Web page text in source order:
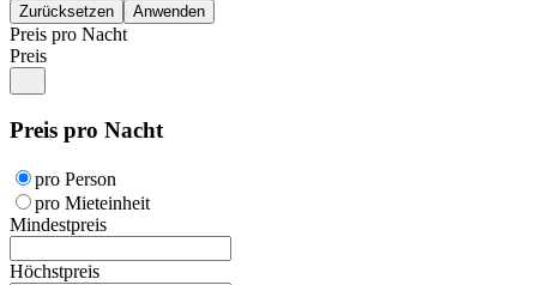
Preis pro Nacht
Preis
Preis pro Nacht
pro Person
pro Mieteinheit
Mindestpreis
Höchstpreis